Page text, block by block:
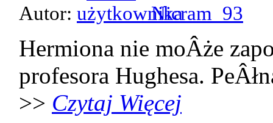
Autor: Nicram_93
Hermiona nie moÂże
profesora Hughesa.
>> Czytaj Więcej